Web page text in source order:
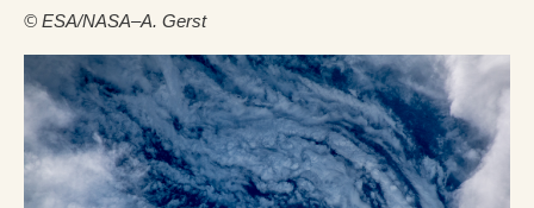
© ESA/NASA–A. Gerst